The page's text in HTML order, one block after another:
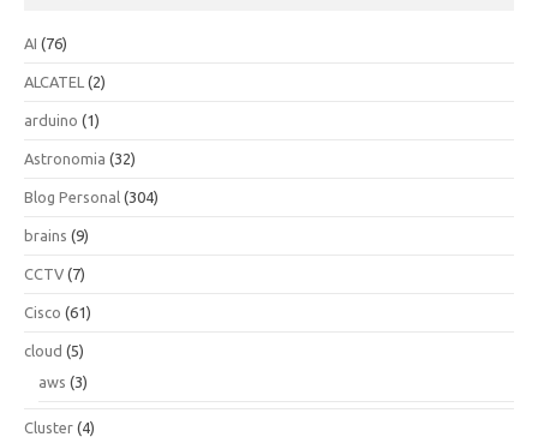
AI (76)
ALCATEL (2)
arduino (1)
Astronomia (32)
Blog Personal (304)
brains (9)
CCTV (7)
Cisco (61)
cloud (5)
aws (3)
Cluster (4)